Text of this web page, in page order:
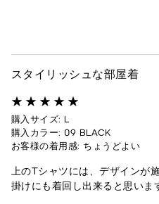
スタイリッシュな部屋着
購入サイズ: L
購入カラー: 09 BLACK
お客様の着用感: ちょうどよい
上のTシャツには、デザインが
掛けにも着回し出来ると思いま